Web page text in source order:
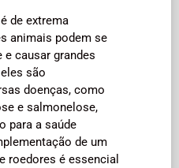
de extrema
animais podem se
e causar grandes
são
doenças, como
e salmonelose,
para a saúde
de um
roedores é essencial